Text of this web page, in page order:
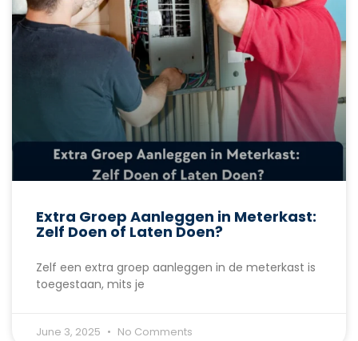
Extra Groep Aanleggen in Meterkast:
Zelf Doen of Laten Doen?
Zelf een extra groep aanleggen in de meterkast is
toegestaan, mits je
June 3, 2025 No Comments